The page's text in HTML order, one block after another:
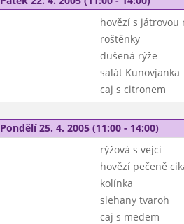
hovězí s játrovou
roštěnky
dušená rýže
salát Kunovjanka
caj s citronem
Pondělí 25. 4. 2005 (11:00 - 14:00)
rýžová s vejci
hovězí pečeně
kolínka
slehany tvaroh
caj s medem